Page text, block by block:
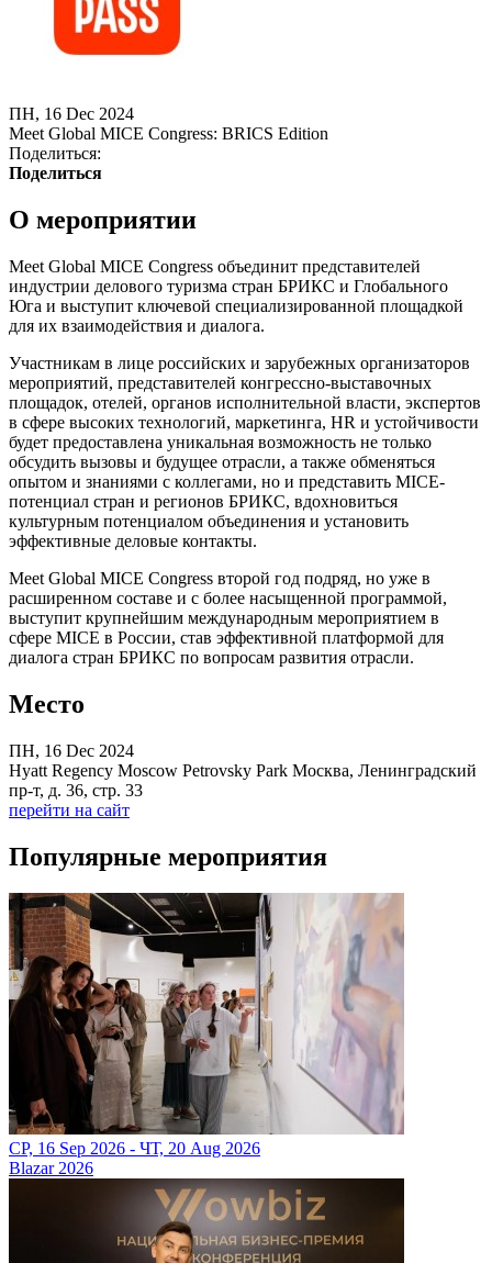
ПН, 16 Dec 2024
Meet Global MICE Congress: BRICS Edition
Поделиться:
Поделиться
О мероприятии
Meet Global MICE Congress объединит представителей
индустрии делового туризма стран БРИКС и Глобального
Юга и выступит ключевой специализированной площадкой
для их взаимодействия и диалога.
Участникам в лице российских и зарубежных организаторов
мероприятий, представителей конгрессно-выставочных
площадок, отелей, органов исполнительной власти, экспертов
в сфере высоких технологий, маркетинга, HR и устойчивости
будет предоставлена уникальная возможность не только
обсудить вызовы и будущее отрасли, а также обменяться
опытом и знаниями с коллегами, но и представить MICE-
потенциал стран и регионов БРИКС, вдохновиться
культурным потенциалом объединения и установить
эффективные деловые контакты.
Meet Global MICE Congress второй год подряд, но уже в
расширенном составе и с более насыщенной программой,
выступит крупнейшим международным мероприятием в
сфере MICE в России, став эффективной платформой для
диалога стран БРИКС по вопросам развития отрасли.
Место
ПН, 16 Dec 2024
Hyatt Regency Moscow Petrovsky Park Москва, Ленинградский
пр-т, д. 36, стр. 33
перейти на сайт
Популярные мероприятия
СР, 16 Sep 2026 - ЧТ, 20 Aug 2026
Blazar 2026